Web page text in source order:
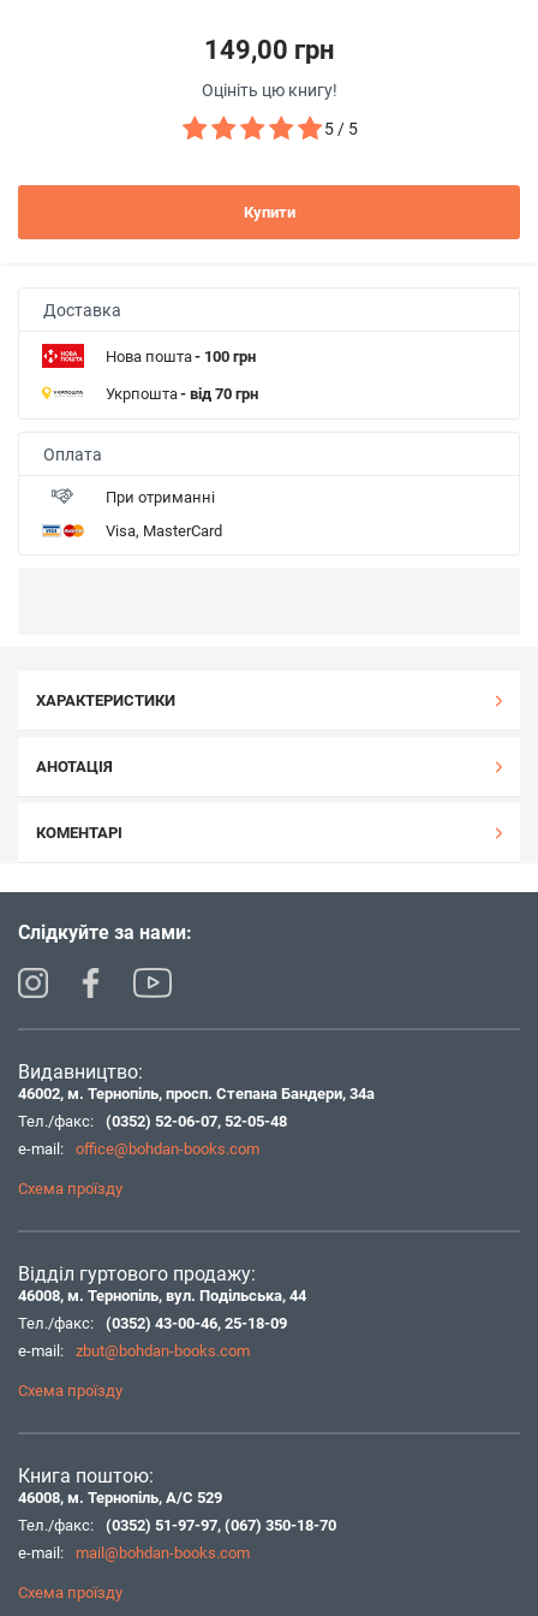
149,00 грн
Оцініть цю книгу!
5 / 5
Купити
Доставка
Нова пошта- 100 грн
Укрпошта- від 70 грн
Оплата
При отриманні
Visa, MasterCard
ХАРАКТЕРИСТИКИ
АНОТАЦІЯ
КОМЕНТАРІ
Слідкуйте за нами:
Видавництво:
46002, м. Тернопіль, просп. Степана Бандери, 34а
Тел./факс:
(0352) 52-06-07, 52-05-48
e-mail:
office@bohdan-books.com
Схема проїзду
Відділ гуртового продажу:
46008, м. Тернопіль, вул. Подільська, 44
Тел./факс:
(0352) 43-00-46, 25-18-09
e-mail:
zbut@bohdan-books.com
Схема проїзду
Книга поштою:
46008, м. Тернопіль, А/С 529
Тел./факс:
(0352) 51-97-97, (067) 350-18-70
e-mail:
mail@bohdan-books.com
Схема проїзду